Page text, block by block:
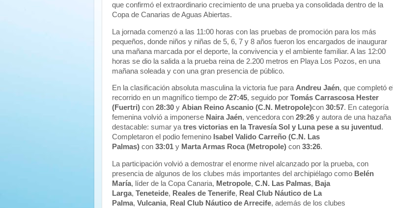
que confirmó el extraordinario crecimiento de una prueba ya consolidada dentro de la
Copa de Canarias de Aguas Abiertas.
La jornada comenzó a las 11:00 horas con las pruebas de promoción para los más
pequeños, donde niños y niñas de 5, 6, 7 y 8 años fueron los encargados de inaugurar
una mañana marcada por el deporte, la convivencia y el ambiente familiar. A las 12:00
horas se dio la salida a la prueba reina de 2.200 metros en Playa Los Pozos, en una
mañana soleada y con una gran presencia de público.
En la clasificación absoluta masculina la victoria fue paraAndreu Jaén, que completó el
recorrido en un magnífico tiempo de 27:45, seguido por Tomás Carrascosa Hester
(Fuertri) con 28:30 y Abian Reino Ascanio (C.N. Metropole)con 30:57. En categoría
femenina volvió a imponerse Naira Jaén, vencedora con 29:26 y autora de una hazaña
destacable: sumar yatres victorias en la Travesía Sol y Luna pese a su juventud .
Completaron el podio femenino Isabel Valido Carreño (C.N. Las
Palmas) con 33:01 y Marta Armas Roca (Metropole) con 33:26.
La participación volvió a demostrar el enorme nivel alcanzado por la prueba, con
presencia de algunos de los clubes más importantes del archipiélago como Belén
María, líder de la Copa Canaria, Metropole, C.N. Las Palmas, Baja
Larga, Teneteide, Reales de Tenerife, Real Club Náutico de La
Palma, Vulcania, Real Club Náutico de Arrecife, además de los clubes